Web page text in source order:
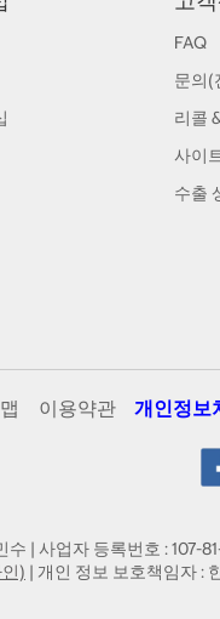
FAQ
문의(
리콜
사이
수출
이용약관 개인정보
| 사업자 등록번호 :
) | 개인 정보 보호책임자 :